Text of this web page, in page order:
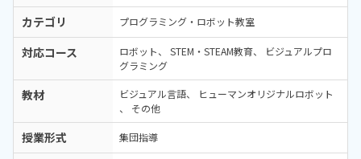
カテゴリ プログラミング・ロボット教室
対応コース ロボット STEM・STEAM教育
ビジュアルプロ
グラミング
教材 ビジュアル言語
ヒューマンオリジナルロボット
その他
授業形式 集団指導